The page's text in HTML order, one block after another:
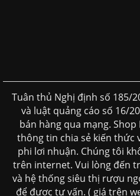
Tuân thủ Nghị định số 185/
và luật quảng cáo số 16/
bán hàng qua mạng.
thông tin chia sẻ kiến thức
phi lơi nhuận. Chúng tôi
trên internet. Vui lòng đến
và hệ thống siêu thị rượu
để được tư vấn. ( giá trên